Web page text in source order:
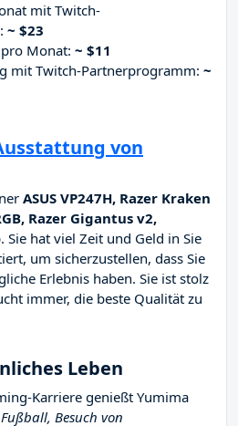
mit Twitch-
~ $23
Monat: ~ $11
mit Twitch-Partnerprogramm: ~
von
ASUS VP247H, Razer Kraken
Razer Gigantus v2,
Sie hat viel Zeit und Geld in Sie
um sicherzustellen, dass Sie
Erlebnis haben. Sie ist stolz
immer, die beste Qualität zu
Leben
Karriere genießt Yumima
Besuch von